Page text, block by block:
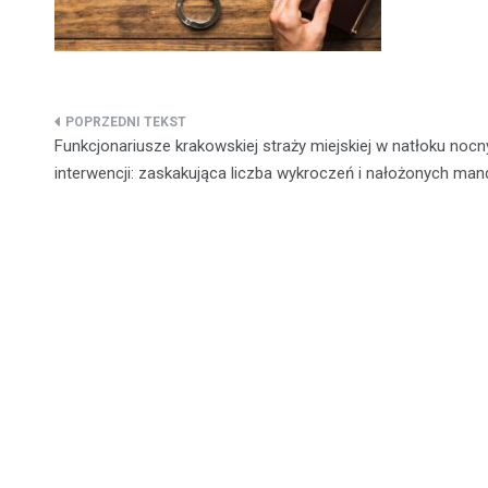
Nawigacja
wpisu
Funkcjonariusze krakowskiej straży miejskiej w natłoku
interwencji: zaskakująca liczba wykroczeń i nałożonych